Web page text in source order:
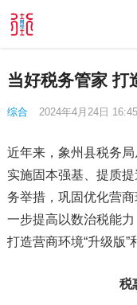
当好税务管家 打
综合 2024年4月24日 16:45
近年来，象州县税务局
实施固本强基、提质
务举措，巩固优化营
一步提高以数治税能
打造营商环境“升级版”
税